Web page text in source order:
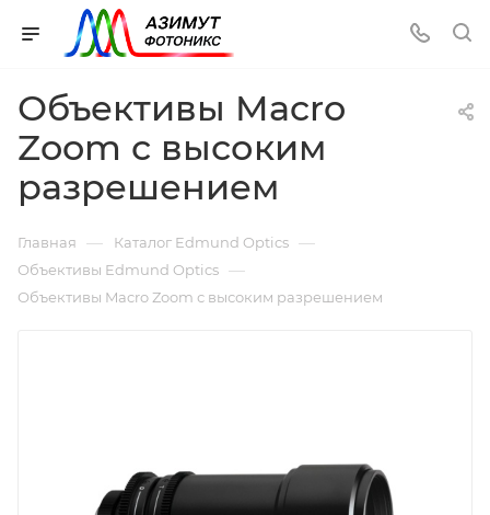
Объективы Macro
Zoom с высоким
разрешением
Главная — Каталог Edmund Optics —
Объективы Edmund Optics —
Объективы Macro Zoom с высоким разрешением